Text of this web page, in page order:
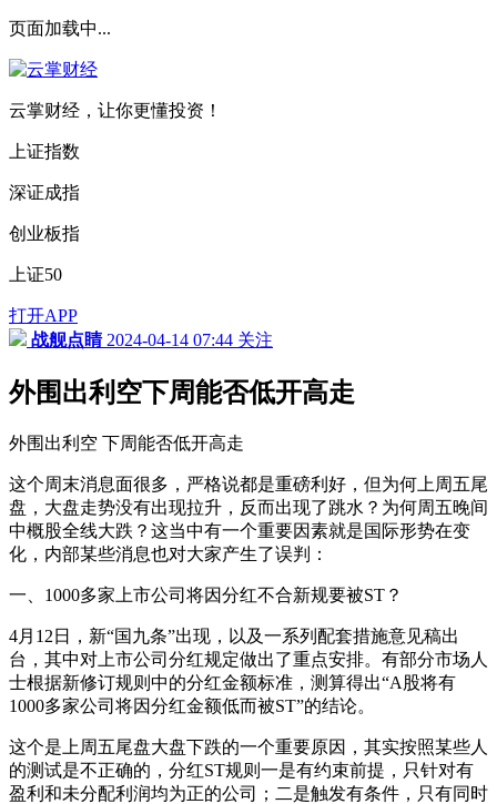
页面加载中...
云掌财经，让你更懂投资！
上证指数
深证成指
创业板指
上证50
打开APP
战舰点睛 2024-04-14 07:44 关注
外围出利空下周能否低开高走
外围出利空 下周能否低开高走
这个周末消息面很多，严格说都是重磅利好，但为何上周五尾
盘，大盘走势没有出现拉升，反而出现了跳水？为何周五晚间
中概股全线大跌？这当中有一个重要因素就是国际形势在变
化，内部某些消息也对大家产生了误判：
一、1000多家上市公司将因分红不合新规要被ST？
4月12日，新“国九条”出现，以及一系列配套措施意见稿出
台，其中对上市公司分红规定做出了重点安排。有部分市场人
士根据新修订规则中的分红金额标准，测算得出“A股将有
1000多家公司将因分红金额低而被ST”的结论。
这个是上周五尾盘大盘下跌的一个重要原因，其实按照某些人
的测试是不正确的，分红ST规则一是有约束前提，只针对有
盈利和未分配利润均为正的公司；二是触发有条件，只有同时